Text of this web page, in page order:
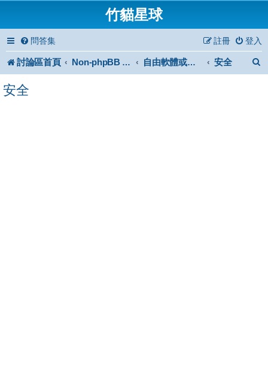
竹貓星球
問答集 登入
註冊
討論區首頁 Non-phpBB specific 自由軟體或免費軟體 安全
安全